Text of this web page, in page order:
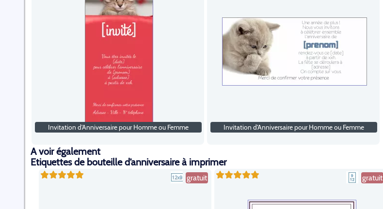
Invitation d'Anniversaire pour Homme ou Femme Invitation d'Anniversaire pour Homme ou Femme
A voir également
Etiquettes de bouteille d’anniversaire à imprimer
gratuit gratuit